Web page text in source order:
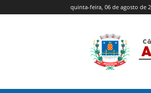
quinta-feira, 06 de agosto de